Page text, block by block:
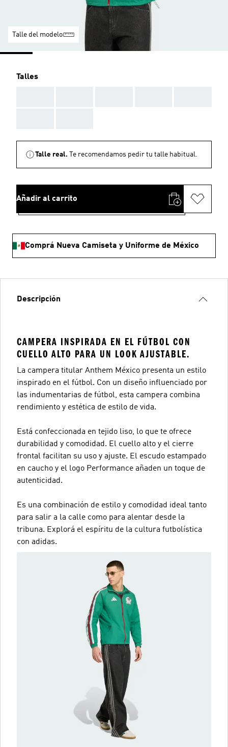
Talle del modelo
Talles
Talle real. Te recomendamos pedir tu talle habitual.
Añadir al carrito
Comprá Nueva Camiseta y Uniforme de México
Descripción
CAMPERA INSPIRADA EN EL FÚTBOL CON
CUELLO ALTO PARA UN LOOK AJUSTABLE.
La campera titular Anthem México presenta un estilo
inspirado en el fútbol. Con un diseño influenciado por
las indumentarias de fútbol, esta campera combina
rendimiento y estética de estilo de vida.
Está confeccionada en tejido liso, lo que te ofrece
durabilidad y comodidad. El cuello alto y el cierre
frontal facilitan su uso y ajuste. El escudo estampado
en caucho y el logo Performance añaden un toque de
autenticidad.
Es una combinación de estilo y comodidad ideal tanto
para salir a la calle como para alentar desde la
tribuna. Explorá el espíritu de la cultura futbolística
con adidas.